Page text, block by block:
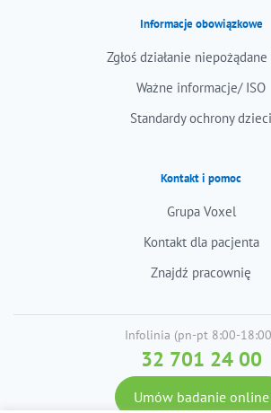
Informacje obowiązkowe
Zgłoś działanie
Ważne informacje/ ISO
Standardy ochrony dzieci
Kontakt i pomoc
Grupa Voxel
Kontakt dla pacjenta
Znajdź pracownię
Infolinia (pn-pt 8:00-
32 701 24 00
Umów badanie online